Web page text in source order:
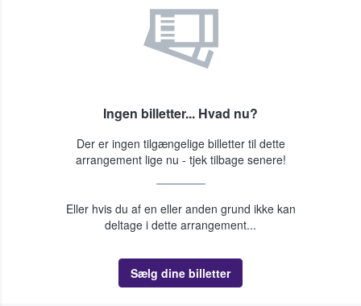
Ingen billetter... Hvad nu?
Der er ingen tilgængelige billetter til dette
arrangement lige nu - tjek tilbage senere!
Eller hvis du af en eller anden grund ikke kan
deltage i dette arrangement...
Sælg dine billetter